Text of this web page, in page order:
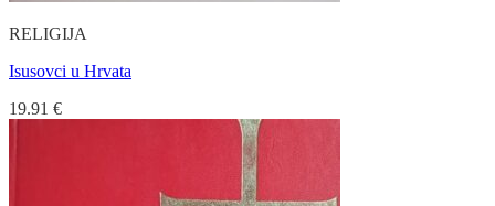
RELIGIJA
Isusovci u Hrvata
19.91 €